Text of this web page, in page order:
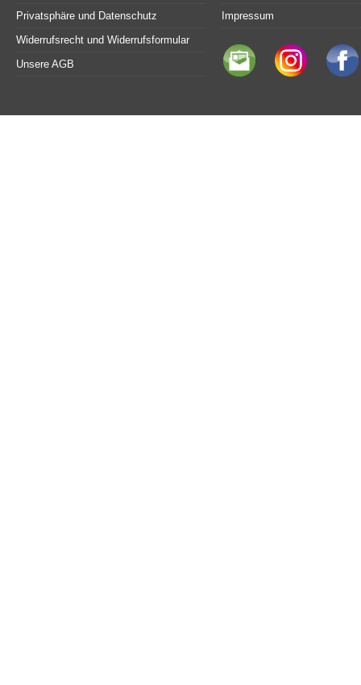
Privatsphäre und Datenschutz
Widerrufsrecht und Widerrufsformular
Unsere AGB
Impressum